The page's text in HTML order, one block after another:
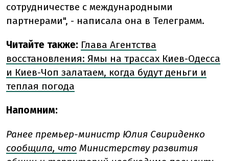
сотрудничестве с международными
партнерами", - написала она в Телеграмм.
Читайте также: Глава Агентства
восстановления: Ямы на трассах Киев-Одесса
и Киев-Чоп залатаем, когда будут деньги и
теплая погода
Напомним:
Ранее премьер-министр Юлия Свириденко
сообщила, что Министерству развития